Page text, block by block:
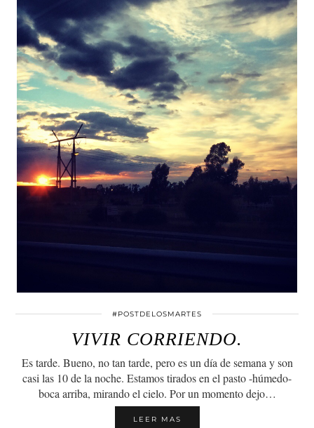
#POSTDELOSMARTES
VIVIR CORRIENDO.
Es tarde. Bueno, no tan tarde, pero es un día de semana y son
casi las 10 de la noche. Estamos tirados en el pasto -húmedo-
boca arriba, mirando el cielo. Por un momento dejo…
LEER MAS